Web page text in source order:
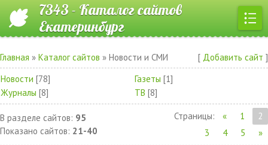
7343 - Каталог сайтов
Екатеринбург
Главная » Каталог сайтов » Новости и СМИ [ Добавить сайт ]
Новости [78] Газеты [1]
Журналы [8] ТВ [8]
В разделе сайтов: 95
Показано сайтов: 21-40
Страницы: « 1
2
3
4 5 »